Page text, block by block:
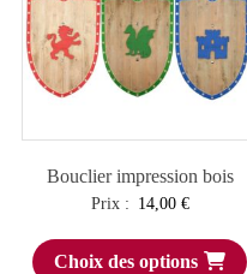
Bouclier impression bois
Prix : 14,00 €
Choix des options